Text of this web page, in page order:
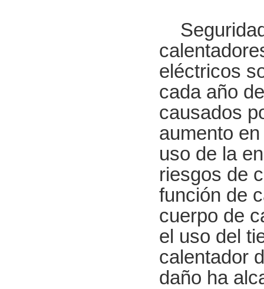
eléctricos
cada año
causados
aumento
uso de la
riesgos de
función de
cuerpo de
el uso del
calentador
daño ha